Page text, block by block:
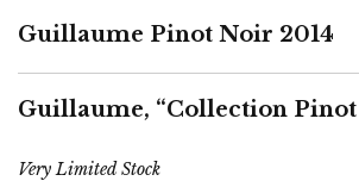
Guillaume Pinot Noir 2014
Guillaume, “Collection
Very Limited Stock